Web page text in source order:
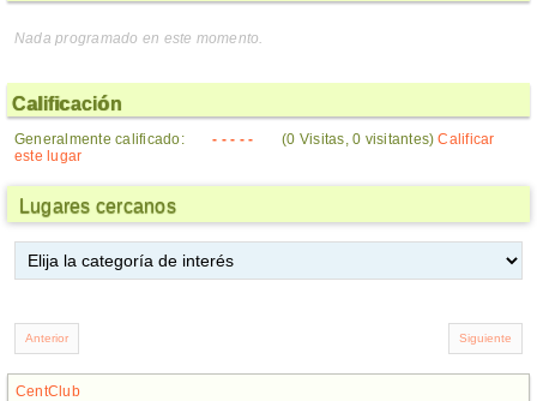
Nada programado en este momento.
Calificación
Generalmente calificado: - - - - - (0 Visitas, 0 visitantes)Calificar
este lugar
Lugares cercanos
CentClub